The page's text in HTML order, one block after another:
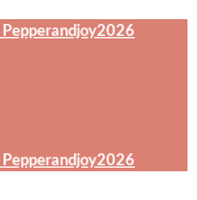
Pepperandjoy2026
Pepperandjoy2026